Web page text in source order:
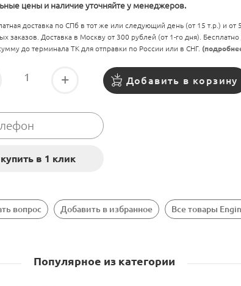
цены и наличие уточняйте у менеджеров.
доставка по СПб в тот же или следующий день (от 15 т.р.) и от
заказов. Доставка в Москву от 300 рублей (от 1-го дня).
до терминала ТК для отправки по России или в СНГ.
+ Добавить в корзину
вопрос Добавить в избранное Все товары
Популярное из категории